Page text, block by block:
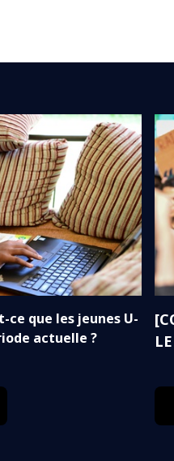
ce que les jeunes U-
actuelle ?